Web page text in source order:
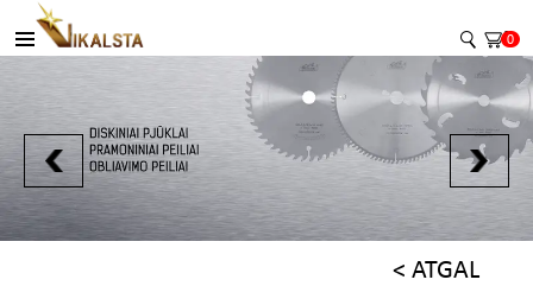
0
< ATGAL